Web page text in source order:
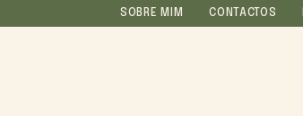
SOBRE MIM CONTACTOS